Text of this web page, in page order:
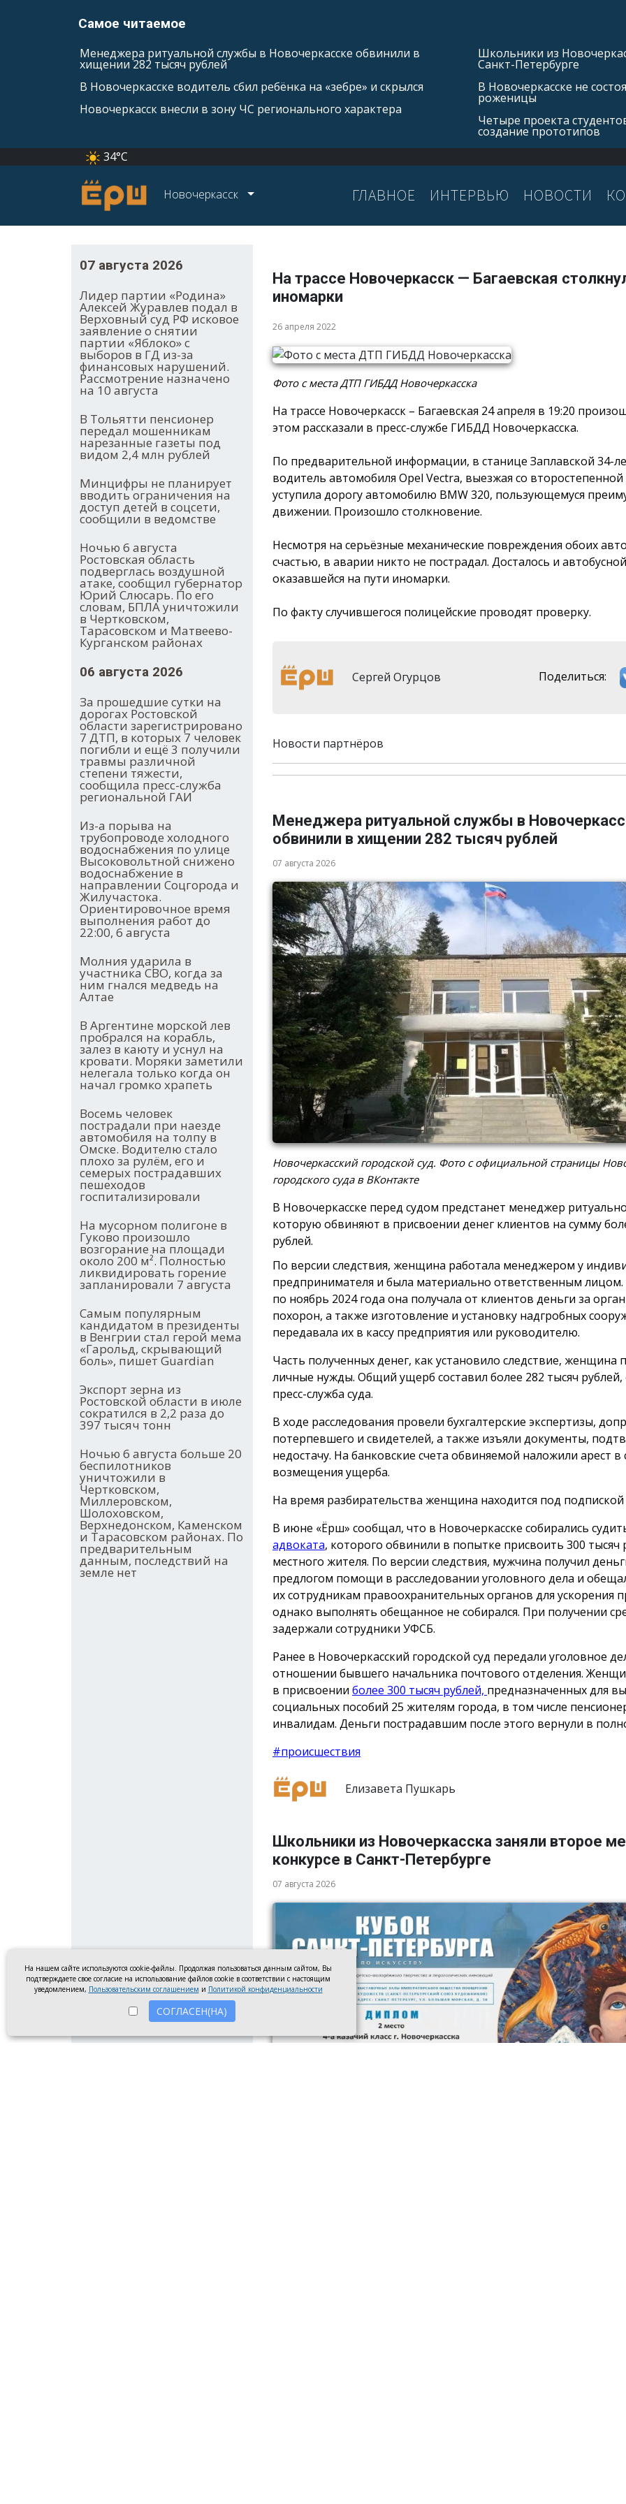
Самое читаемое
Менеджера ритуальной службы в Новочеркасске обвинили в
хищении 282 тысяч рублей
В Новочеркасске водитель сбил ребёнка на «зебре» и скрылся
Новочеркасск внесли в зону ЧС регионального характера
Школьники из
Санкт-Петербурге
В Новочеркасске не
роженицы
Четыре проекта
создание прототипов
34°C
Новочеркасск ГЛАВНОЕ ИНТЕРВЬЮ НОВОСТИ
07 августа 2026
Лидер партии «Родина»
Алексей Журавлев подал в
Верховный суд РФ исковое
заявление о снятии
партии «Яблоко» с
выборов в ГД из-за
финансовых нарушений.
Рассмотрение назначено
на 10 августа
В Тольятти пенсионер
передал мошенникам
нарезанные газеты под
видом 2,4 млн рублей
Минцифры не планирует
вводить ограничения на
доступ детей в соцсети,
сообщили в ведомстве
Ночью 6 августа
Ростовская область
подверглась воздушной
атаке, сообщил губернатор
Юрий Слюсарь. По его
словам, БПЛА уничтожили
в Чертковском,
Тарасовском и Матвеево-
Курганском районах
06 августа 2026
За прошедшие сутки на
дорогах Ростовской
области зарегистрировано
7 ДТП, в которых 7 человек
погибли и ещё 3 получили
травмы различной
степени тяжести,
сообщила пресс-служба
региональной ГАИ
Из-а порыва на
трубопроводе холодного
водоснабжения по улице
Высоковольтной снижено
водоснабжение в
направлении Соцгорода и
Жилучастока.
Ориентировочное время
выполнения работ до
22:00, 6 августа
Молния ударила в
участника СВО, когда за
ним гнался медведь на
Алтае
В Аргентине морской лев
пробрался на корабль,
залез в каюту и уснул на
кровати. Моряки заметили
нелегала только когда он
начал громко храпеть
Восемь человек
пострадали при наезде
автомобиля на толпу в
Омске. Водителю стало
плохо за рулём, его и
семерых пострадавших
пешеходов
госпитализировали
На мусорном полигоне в
Гуково произошло
возгорание на площади
около 200 м². Полностью
ликвидировать горение
запланировали 7 августа
Самым популярным
кандидатом в президенты
в Венгрии стал герой мема
«Гарольд, скрывающий
боль», пишет Guardian
Экспорт зерна из
Ростовской области в июле
сократился в 2,2 раза до
397 тысяч тонн
Ночью 6 августа больше 20
беспилотников
уничтожили в
Чертковском,
Миллеровском,
Шолоховском,
Верхнедонском, Каменском
и Тарасовском районах. По
предварительным
данным, последствий на
земле нет
На трассе Новочеркасск — Багаевская
иномарки
26 апреля 2022
Фото с места ДТП ГИБДД Новочеркасска
На трассе Новочеркасск – Багаевская 24 апреля в 19:20
этом рассказали в пресс-службе ГИБДД Новочеркасска.
По предварительной информации, в станице Заплавской 34-
водитель автомобиля Opel Vectra, выезжая со
уступила дорогу автомобилю BMW 320, пользующемуся
движении. Произошло столкновение.
Несмотря на серьёзные механические повреждения обоих
счастью, в аварии никто не пострадал. Досталось и
оказавшейся на пути иномарки.
По факту случившегося полицейские проводят проверку.
Сергей Огурцов Поделиться:
Новости партнёров
Менеджера ритуальной службы в
обвинили в хищении 282 тысяч рублей
07 августа 2026
Новочеркасский городской суд. Фото с официальной страницы
городского суда в ВКонтакте
В Новочеркасске перед судом предстанет менеджер
которую обвиняют в присвоении денег клиентов на сумму
рублей.
По версии следствия, женщина работала менеджером у
предпринимателя и была материально ответственным лицом.
по ноябрь 2024 года она получала от клиентов деньги за
похорон, а также изготовление и установку надгробных
передавала их в кассу предприятия или руководителю.
Часть полученных денег, как установило следствие, женщина
личные нужды. Общий ущерб составил более 282 тысяч
пресс-служба суда.
В ходе расследования провели бухгалтерские экспертизы,
потерпевшего и свидетелей, а также изъяли документы,
недостачу. На банковские счета обвиняемой наложили арест в
возмещения ущерба.
На время разбирательства женщина находится под
В июне «Ёрш» сообщал, что в Новочеркасске собирались
адвоката, которого обвинили в попытке присвоить 300 тысяч
местного жителя. По версии следствия, мужчина получил
предлогом помощи в расследовании уголовного дела и
их сотрудникам правоохранительных органов для ускорения
однако выполнять обещанное не собирался. При получении
задержали сотрудники УФСБ.
Ранее в Новочеркасский городской суд передали уголовное
отношении бывшего начальника почтового отделения.
в присвоении более 300 тысяч рублей, предназначенных для
социальных пособий 25 жителям города, в том числе
инвалидам. Деньги пострадавшим после этого вернули в
#происшествия
Елизавета Пушкарь
Школьники из Новочеркасска заняли второе
конкурсе в Санкт-Петербурге
07 августа 2026
На нашем сайте используются cookie-файлы. Продолжая пользоваться данным сайтом, Вы
подтверждаете свое согласие на использование файлов cookie в соответствии с настоящим
уведомлением, Пользовательским соглашением и Политикой конфиденциальности
СОГЛАСЕН(НА)